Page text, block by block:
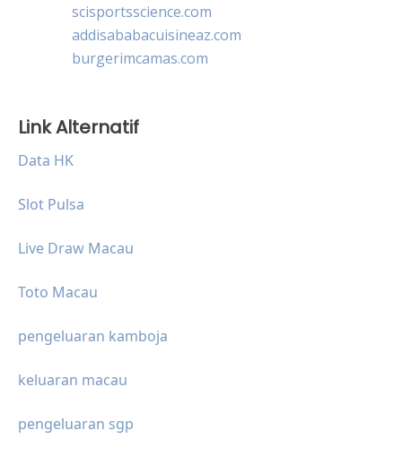
scisportsscience.com
addisababacuisineaz.com
burgerimcamas.com
Link Alternatif
Data HK
Slot Pulsa
Live Draw Macau
Toto Macau
pengeluaran kamboja
keluaran macau
pengeluaran sgp